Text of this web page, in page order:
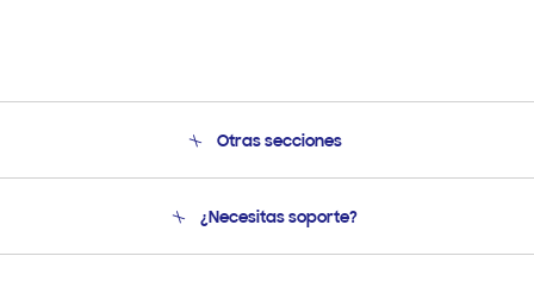
Otras secciones
Soporte
¿Necesitas soporte?